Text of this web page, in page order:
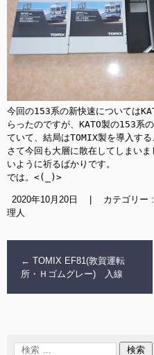
今回の153系の新快速については
らったのですが、KATO製の153系
ていて、結局はTOMIX製を導入する
さて今回も大層に散在してしまい
いように祈るばかりです。
では。<(_)>
2020年10月20日 カテゴリー :
理人
← TOMIX EF81(敦賀運転
所・Ｈゴムグレー) 入線